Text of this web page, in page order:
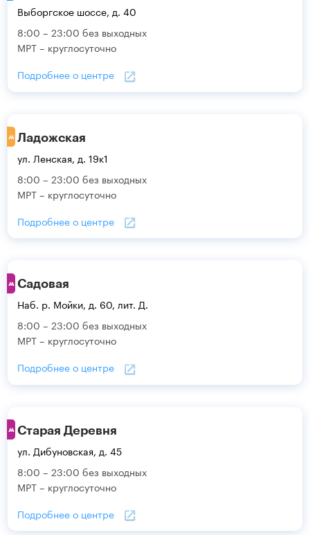
Выборгское шоссе, д. 40
8:00 – 23:00 без выходных
МРТ – круглосуточно
Подробнее о центре
Ладожская
ул. Ленская, д. 19к1
8:00 – 23:00 без выходных
МРТ – круглосуточно
Подробнее о центре
Садовая
Наб. р. Мойки, д. 60, лит. Д.
8:00 – 23:00 без выходных
МРТ – круглосуточно
Подробнее о центре
Старая Деревня
ул. Дибуновская, д. 45
8:00 – 23:00 без выходных
МРТ – круглосуточно
Подробнее о центре